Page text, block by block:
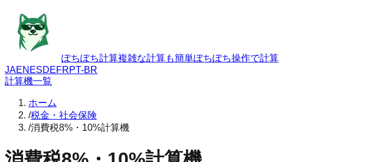
ぽちぽち計算複雑な計算も簡単ぽちぽち操作で計算
JAEN ESDEFRPT-BR
計算機一覧
ホーム
/税金・社会保険
/消費税8%・10%計算機